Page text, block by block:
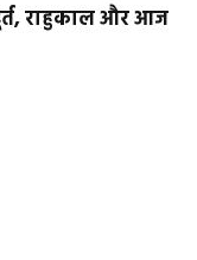
राहुकाल और आज